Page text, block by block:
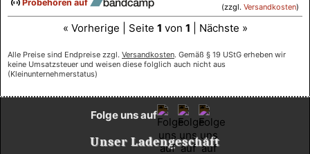
Probehören auf (zzgl. Versandkosten)
« Vorherige | Seite 1 von 1 | Nächste »
Alle Preise sind Endpreise zzgl. Versandkosten. Gemäß § 19 UStG erheben wir
keine Umsatzsteuer und weisen diese folglich auch nicht aus
(Kleinunternehmerstatus)
Unser Ladengeschäft
Folge uns auf